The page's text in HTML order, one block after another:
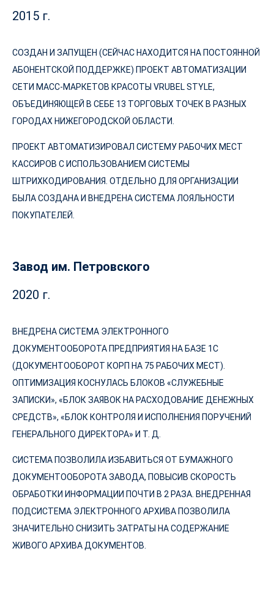
2015 г.
СОЗДАН И ЗАПУЩЕН (СЕЙЧАС НАХОДИТСЯ НА ПОСТОЯННОЙ
АБОНЕНТСКОЙ ПОДДЕРЖКЕ) ПРОЕКТ АВТОМАТИЗАЦИИ
СЕТИ МАСС-МАРКЕТОВ КРАСОТЫ VRUBEL STYLE,
ОБЪЕДИНЯЮЩЕЙ В СЕБЕ 13 ТОРГОВЫХ ТОЧЕК В РАЗНЫХ
ГОРОДАХ НИЖЕГОРОДСКОЙ ОБЛАСТИ.
ПРОЕКТ АВТОМАТИЗИРОВАЛ СИСТЕМУ РАБОЧИХ МЕСТ
КАССИРОВ С ИСПОЛЬЗОВАНИЕМ СИСТЕМЫ
ШТРИХКОДИРОВАНИЯ. ОТДЕЛЬНО ДЛЯ ОРГАНИЗАЦИИ
БЫЛА СОЗДАНА И ВНЕДРЕНА СИСТЕМА ЛОЯЛЬНОСТИ
ПОКУПАТЕЛЕЙ.
Завод им. Петровского
2020 г.
ВНЕДРЕНА СИСТЕМА ЭЛЕКТРОННОГО
ДОКУМЕНТООБОРОТА ПРЕДПРИЯТИЯ НА БАЗЕ 1С
(ДОКУМЕНТООБОРОТ КОРП НА 75 РАБОЧИХ МЕСТ).
ОПТИМИЗАЦИЯ КОСНУЛАСЬ БЛОКОВ «СЛУЖЕБНЫЕ
ЗАПИСКИ», «БЛОК ЗАЯВОК НА РАСХОДОВАНИЕ ДЕНЕЖНЫХ
СРЕДСТВ», «БЛОК КОНТРОЛЯ И ИСПОЛНЕНИЯ ПОРУЧЕНИЙ
ГЕНЕРАЛЬНОГО ДИРЕКТОРА» И Т. Д.
СИСТЕМА ПОЗВОЛИЛА ИЗБАВИТЬСЯ ОТ БУМАЖНОГО
ДОКУМЕНТООБОРОТА ЗАВОДА, ПОВЫСИВ СКОРОСТЬ
ОБРАБОТКИ ИНФОРМАЦИИ ПОЧТИ В 2 РАЗА. ВНЕДРЕННАЯ
ПОДСИСТЕМА ЭЛЕКТРОННОГО АРХИВА ПОЗВОЛИЛА
ЗНАЧИТЕЛЬНО СНИЗИТЬ ЗАТРАТЫ НА СОДЕРЖАНИЕ
ЖИВОГО АРХИВА ДОКУМЕНТОВ.